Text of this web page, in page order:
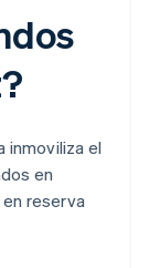
inmoviliza el
en
reserva